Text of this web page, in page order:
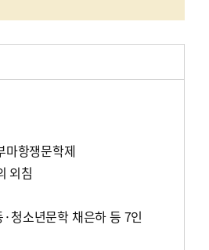
마항쟁문학제
외침
청소년문학 채은하 등 7인